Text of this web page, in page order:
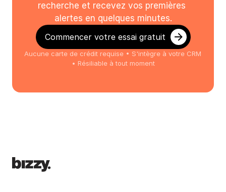
recherche et recevez vos premières
alertes en quelques minutes.
Commencer votre essai gratuit
Aucune carte de crédit requise • S'intègre à votre CRM
• Résiliable à tout moment